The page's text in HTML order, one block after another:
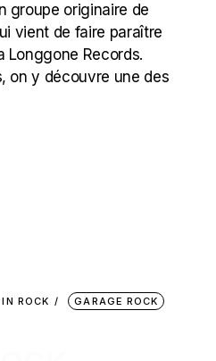
groupe originaire de
vient de faire paraître
Longgone Records.
on y découvre une des
ROCK
GARAGE ROCK